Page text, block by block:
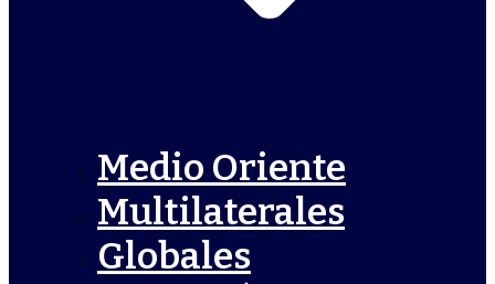
Medio Oriente
Multilaterales
Globales